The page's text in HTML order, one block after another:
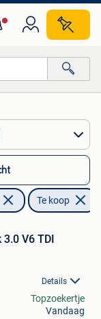
Te koop
V6 TDI
Details
Topzoekertje
Vandaag